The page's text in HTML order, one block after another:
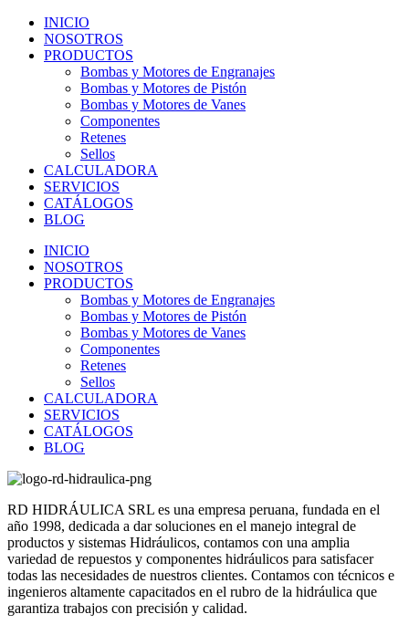
INICIO
NOSOTROS
PRODUCTOS
Bombas y Motores de Engranajes
Bombas y Motores de Pistón
Bombas y Motores de Vanes
Componentes
Retenes
Sellos
CALCULADORA
SERVICIOS
CATÁLOGOS
BLOG
INICIO
NOSOTROS
PRODUCTOS
Bombas y Motores de Engranajes
Bombas y Motores de Pistón
Bombas y Motores de Vanes
Componentes
Retenes
Sellos
CALCULADORA
SERVICIOS
CATÁLOGOS
BLOG
RD HIDRÁULICA SRL es una empresa peruana, fundada en el
año 1998, dedicada a dar soluciones en el manejo integral de
productos y sistemas Hidráulicos, contamos con una amplia
variedad de repuestos y componentes hidráulicos para satisfacer
todas las necesidades de nuestros clientes. Contamos con técnicos e
ingenieros altamente capacitados en el rubro de la hidráulica que
garantiza trabajos con precisión y calidad.